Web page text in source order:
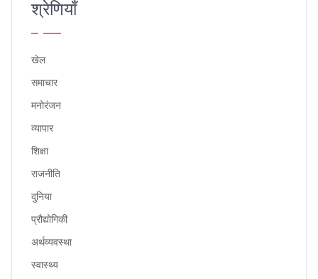
श्रेणियाँ
खेल
समाचार
मनोरंजन
व्यापार
शिक्षा
राजनीति
दुनिया
प्रौद्योगिकी
अर्थव्यवस्था
स्वास्थ्य